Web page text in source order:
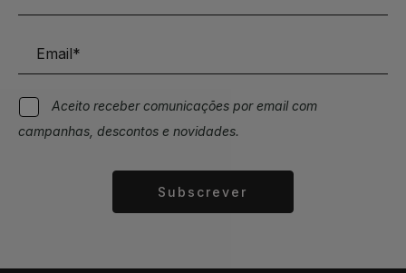
Aceito receber comunicações por email com
campanhas, descontos e novidades.
Subscrever